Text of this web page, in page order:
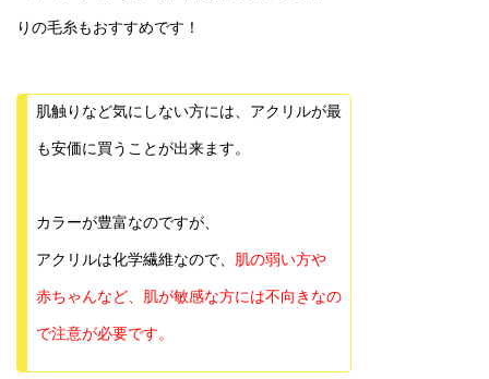
りの毛糸もおすすめです！
肌触りなど気にしない方には、アクリルが最
も安価に買うことが出来ます。
カラーが豊富なのですが、
アクリルは化学繊維なので、 肌の弱い方や
赤ちゃんなど、肌が敏感な方には不向きなの
で注意が必要です。